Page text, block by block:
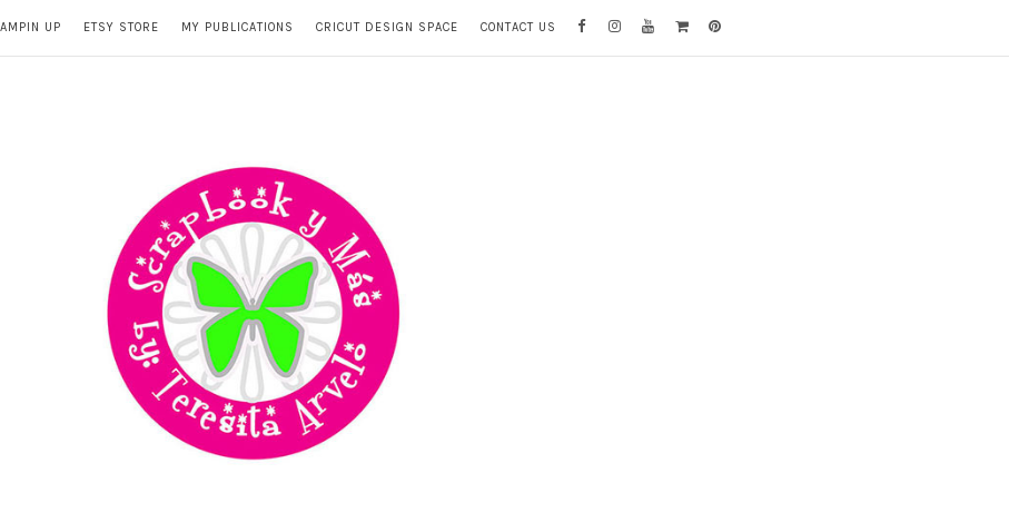
UP ETSY STORE MY PUBLICATIONS CRICUT DESIGN SPACE CONTACT US